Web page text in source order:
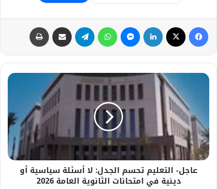
فيسبوك لينكدإن ماسنجر واتساب تيلقرام مشاركة عبر البريد
عاجل-
أسئلة
سياسية
أو
دينية
عاجل- التعليم تحسم الجدل: لا أسئلة سياسية أو
دينية في امتحانات الثانوية العامة 2026